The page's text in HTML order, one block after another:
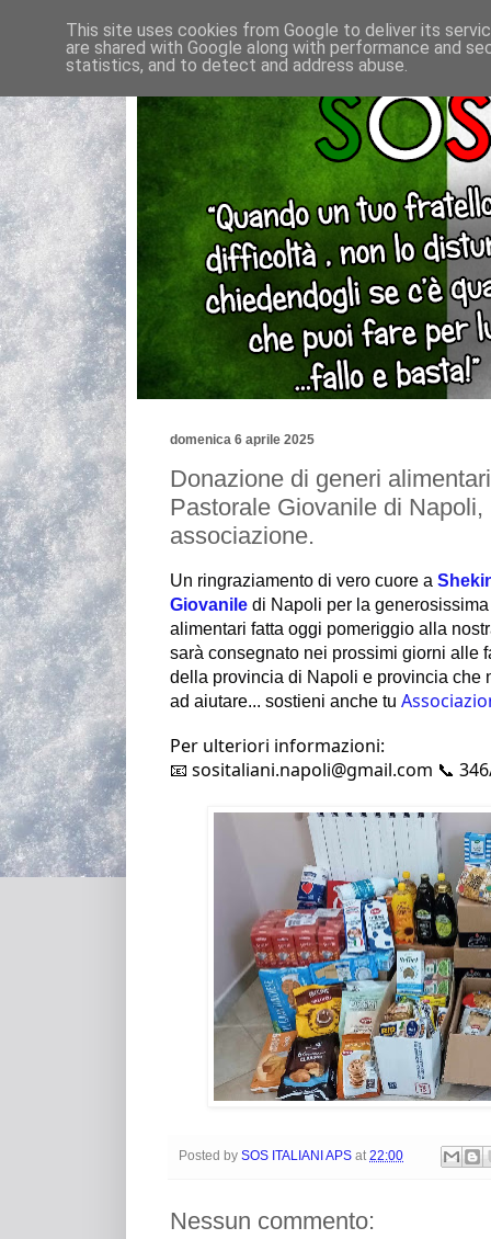
domenica 6 aprile 2025
Donazione di generi
Pastorale Giovanile di Napoli,
associazione.
Un ringraziamento di vero cuore a
Giovanile di Napoli per la
alimentari fatta oggi pomeriggio alla
sarà consegnato nei prossimi giorni alle
della provincia di Napoli e provincia che
ad aiutare... sostieni anche tu
Per ulteriori informazioni:
📧 sositaliani.napoli@gmail.com 📞
Posted by SOS ITALIANI APS at 22:00
Nessun commento:
This site uses cookies from Google to deliver its
are shared with Google along with performance and
statistics, and to detect and address abuse.